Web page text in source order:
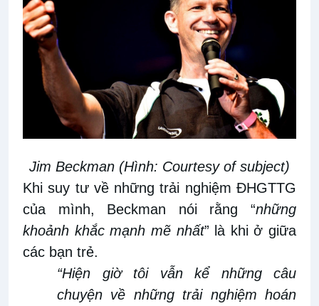
Jim Beckman (Hình: Courtesy of subject)
Khi suy tư về những trải nghiệm ĐHGTTG
của mình, Beckman nói rằng “những
khoảnh khắc mạnh mẽ nhất” là khi ở giữa
các bạn trẻ.
“Hiện giờ tôi vẫn kể những câu
chuyện về những trải nghiệm hoán